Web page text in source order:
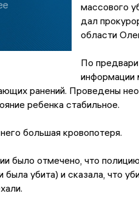
массового
дал
области
По
информации
ранений. Проведены
ребенка стабильное.
большая кровопотеря.
было отмечено, что
убита) и сказала, что